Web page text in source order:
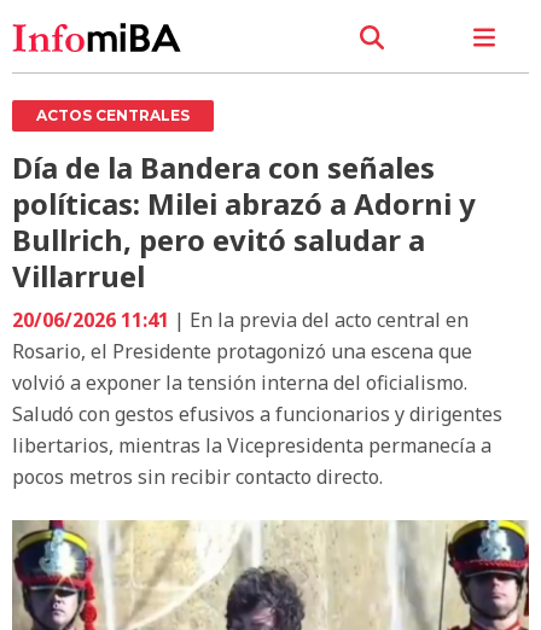
ACTOS CENTRALES
Día de la Bandera con señales
políticas: Milei abrazó a Adorni y
Bullrich, pero evitó saludar a
Villarruel
20/06/2026 11:41 | En la previa del acto central en
Rosario, el Presidente protagonizó una escena que
volvió a exponer la tensión interna del oficialismo.
Saludó con gestos efusivos a funcionarios y dirigentes
libertarios, mientras la Vicepresidenta permanecía a
pocos metros sin recibir contacto directo.